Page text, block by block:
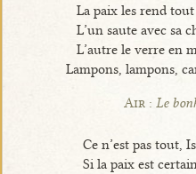
La paix les rend
L’un saute avec sa
L’autre le verre en
Lampons, lampons,
Air :Le
Ce n’est pas tout,
Si la paix est